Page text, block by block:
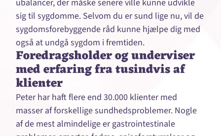
ubalancer, der måske senere ville kunne udvikle
sig til sygdomme. Selvom du er sund lige nu, vil de
sygdomsforebyggende råd kunne hjælpe dig med
også at undgå sygdom i fremtiden.
Foredragsholder og underviser
med erfaring fra tusindvis af
klienter
Peter har haft flere end 30.000 klienter med
masser af forskellige sundhedsproblemer. Nogle
af de mest almindelige er gastrointestinale